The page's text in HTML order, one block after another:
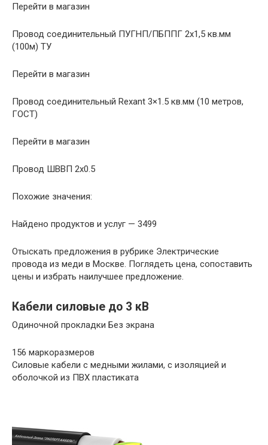
Перейти в магазин
Провод соединительный ПУГНП/ПБППГ 2х1,5 кв.мм
(100м) ТУ
Перейти в магазин
Провод соединительный Rexant 3×1.5 кв.мм (10 метров,
ГОСТ)
Перейти в магазин
Провод ШВВП 2х0.5
Похожие значения:
Найдено продуктов и услуг — 3499
Отыскать предложения в рубрике Электрические
провода из меди в Москве. Поглядеть цена, сопоставить
цены и избрать наилучшее предложение.
Кабели силовые до 3 кВ
Одиночной прокладки Без экрана
156 маркоразмеров
Силовые кабели с медными жилами, с изоляцией и
оболочкой из ПВХ пластиката